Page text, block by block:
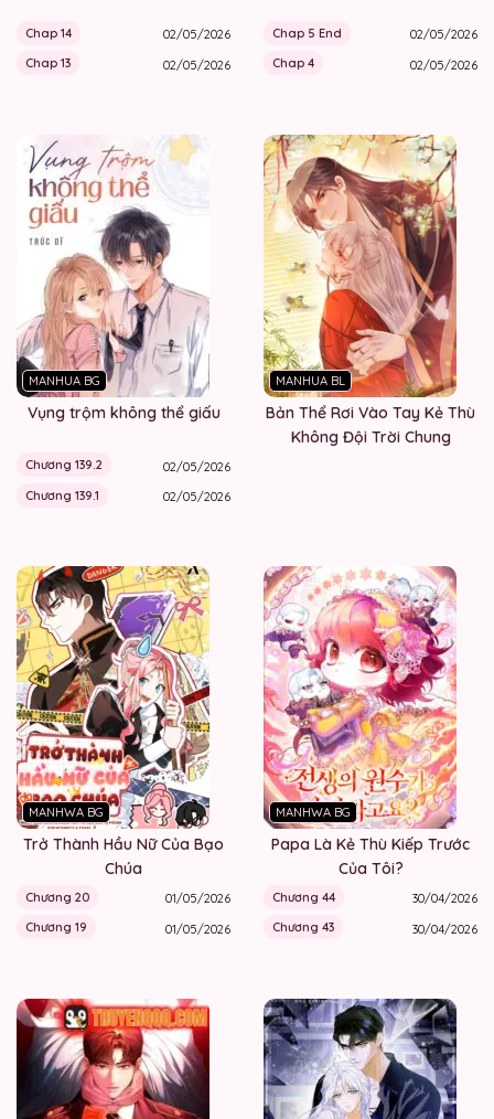
Chap 14
02/05/2026
Chap 13
02/05/2026
Chap 5 End
02/05/2026
Chap 4
02/05/2026
MANHUA BG
Vụng trộm không thể giấu
Chương 139.2
02/05/2026
Chương 139.1
02/05/2026
MANHUA BL
Bản Thể Rơi Vào Tay Kẻ Thù
Không Đội Trời Chung
MANHWA BG
Trở Thành Hầu Nữ Của Bạo
Chúa
Chương 20
01/05/2026
Chương 19
01/05/2026
MANHWA BG
Papa Là Kẻ Thù Kiếp Trước
Của Tôi?
Chương 44
30/04/2026
Chương 43
30/04/2026